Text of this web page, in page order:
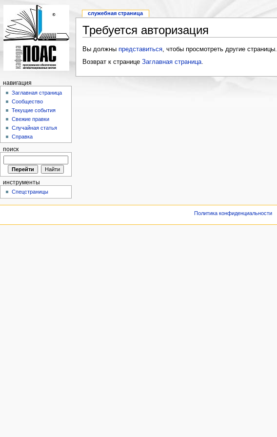
Требуется авторизация
Вы должны представиться, чтобы просмотреть другие страницы.
Возврат к странице Заглавная страница.
служебная страница
навигация
Заглавная страница
Сообщество
Текущие события
Свежие правки
Случайная статья
Справка
поиск
инструменты
Спецстраницы
Политика конфиденциальности